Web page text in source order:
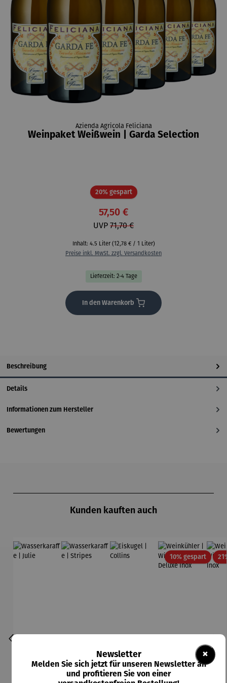
Azienda Agricola Feliciana
Weinpaket Weißwein | Garda Selection
20% gespartRabatt
57,50 €
UVP 71,70 €
Inhalt: 4.5 Liter (12,78 € / 1 Liter)
Preise inkl. MwSt. zzgl. Versandkosten
Lieferzeit: 2-4 Tage
In den Warenkorb
Beschreibung
Details
Informationen zum Hersteller
Bewertungen
Kunden kauften auch
10% gespartRabatt
×
Newsletter
Melden Sie sich jetzt für unseren Newsletter an
und profitieren Sie von einer